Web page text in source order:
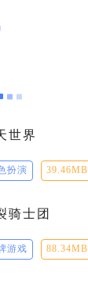
世界
扮演 39.46MB
骑士团
游戏 88.34MB